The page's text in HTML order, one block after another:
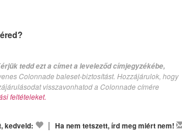
tedd ezt a címet a leveleződ címjegyzékébe,
Colonnade baleset-biztosítást. Hozzájárulok, hogy
visszavonhatod a Colonnade címére
feltételeket.
kedveld: | Ha nem tetszett, írd meg miért nem!